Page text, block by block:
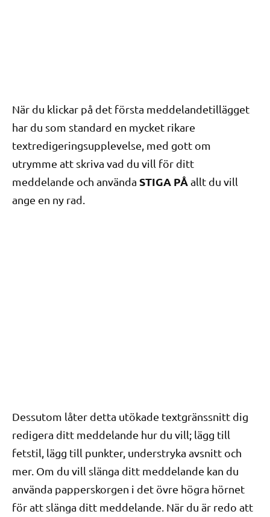
När du klickar på det första meddelandetillägget
har du som standard en mycket rikare
textredigeringsupplevelse, med gott om
utrymme att skriva vad du vill för ditt
meddelande och använda STIGA PÅallt du vill
ange en ny rad.
Dessutom låter detta utökade textgränssnitt dig
redigera ditt meddelande hur du vill; lägg till
fetstil, lägg till punkter, understryka avsnitt och
mer. Om du vill slänga ditt meddelande kan du
använda papperskorgen i det övre högra hörnet
för att slänga ditt meddelande. När du är redo att